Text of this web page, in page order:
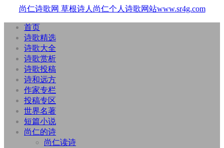
尚仁诗歌网 草根诗人尚仁个人诗歌网站www.sr4g.com
首页
诗歌精选
诗歌大全
诗歌赏析
诗歌投稿
诗和远方
作家专栏
投稿专区
世界名著
短篇小说
尚仁的诗
尚仁读诗